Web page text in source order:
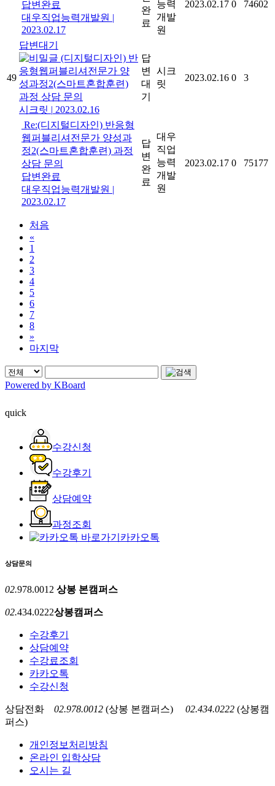
답변완료
대우직업능력개발원 |
2023.02.17
완
료
능력
개발
원
2023.02.17 0 74602
49
답변대기
(디지털디자인) 반
응형웹퍼블리셔전문가 양
성과정2(스마트혼합훈련)
과정 상담 문의
시크릿 | 2023.02.16
답
변
대
기
시크
릿
2023.02.16 0 3
Re:(디지털디자인) 반응형
웹퍼블리셔전문가 양성과
정2(스마트혼합훈련) 과정
상담 문의
답변완료
대우직업능력개발원 |
2023.02.17
답
변
완
료
대우
직업
능력
개발
원
2023.02.17 0 75177
처음
«
1
2
3
4
5
6
7
8
»
마지막
Powered by KBoard
quick
수강신청
수강후기
상담예약
과정조회
카카오톡
상담문의
02.978.0012 상봉 본캠퍼스
02.434.0222상봉캠퍼스
수강후기
상담예약
수강료조회
카카오톡
수강신청
상담전화 02.978.0012 (상봉 본캠퍼스) 02.434.0222 (상봉캠
퍼스)
개인정보처리방침
온라인 입학상담
오시는 길